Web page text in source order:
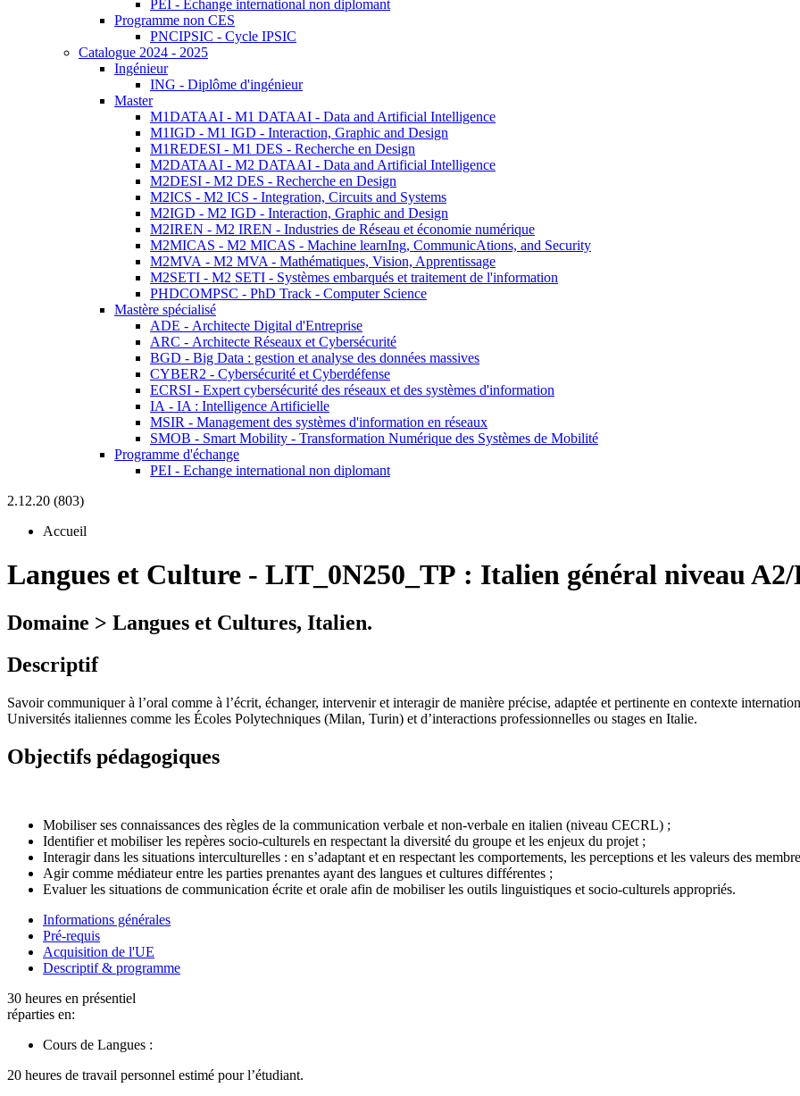
PEI - Echange international non diplomant
Programme non CES
PNCIPSIC - Cycle IPSIC
Catalogue 2024 - 2025
Ingénieur
ING - Diplôme d'ingénieur
Master
M1DATAAI - M1 DATAAI - Data and Artificial Intelligence
M1IGD - M1 IGD - Interaction, Graphic and Design
M1REDESI - M1 DES - Recherche en Design
M2DATAAI - M2 DATAAI - Data and Artificial Intelligence
M2DESI - M2 DES - Recherche en Design
M2ICS - M2 ICS - Integration, Circuits and Systems
M2IGD - M2 IGD - Interaction, Graphic and Design
M2IREN - M2 IREN - Industries de Réseau et économie numérique
M2MICAS - M2 MICAS - Machine learnIng, CommunicAtions, and Security
M2MVA - M2 MVA - Mathématiques, Vision, Apprentissage
M2SETI - M2 SETI - Systèmes embarqués et traitement de l'information
PHDCOMPSC - PhD Track - Computer Science
Mastère spécialisé
ADE - Architecte Digital d'Entreprise
ARC - Architecte Réseaux et Cybersécurité
BGD - Big Data : gestion et analyse des données massives
CYBER2 - Cybersécurité et Cyberdéfense
ECRSI - Expert cybersécurité des réseaux et des systèmes d'information
IA - IA : Intelligence Artificielle
MSIR - Management des systèmes d'information en réseaux
SMOB - Smart Mobility - Transformation Numérique des Systèmes de Mobilité
Programme d'échange
PEI - Echange international non diplomant
2.12.20 (803)
Accueil
Langues et Culture - LIT_0N250_TP : Italien général niveau A2/
Domaine > Langues et Cultures, Italien.
Descriptif
Savoir communiquer à l’oral comme à l’écrit, échanger, intervenir et interagir de manière précise, adaptée et pertinente en contexte
Universités italiennes comme les Écoles Polytechniques (Milan, Turin) et d’interactions professionnelles ou stages en Italie.
Objectifs pédagogiques
Mobiliser ses connaissances des règles de la communication verbale et non-verbale en italien (niveau CECRL) ;
Identifier et mobiliser les repères socio-culturels en respectant la diversité du groupe et les enjeux du projet ;
Interagir dans les situations interculturelles : en s’adaptant et en respectant les comportements, les perceptions et les valeurs des
Agir comme médiateur entre les parties prenantes ayant des langues et cultures différentes ;
Evaluer les situations de communication écrite et orale afin de mobiliser les outils linguistiques et socio-culturels appropriés.
Informations générales
Pré-requis
Acquisition de l'UE
Descriptif & programme
30 heures en présentiel
réparties en:
Cours de Langues :
20 heures de travail personnel estimé pour l’étudiant.